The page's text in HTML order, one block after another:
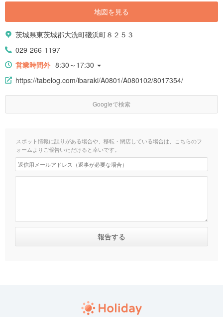
地図を見る
茨城県東茨城郡大洗町磯浜町８２５３
029-266-1197
営業時間外 8:30～17:30
https://tabelog.com/ibaraki/A0801/A080102/8017354/
Googleで検索
スポット情報に誤りがある場合や、移転・閉店している場合は、こちらのフ
ォームよりご報告いただけると幸いです。